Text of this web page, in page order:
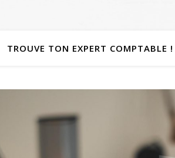
TROUVE TON EXPERT COMPTABLE !